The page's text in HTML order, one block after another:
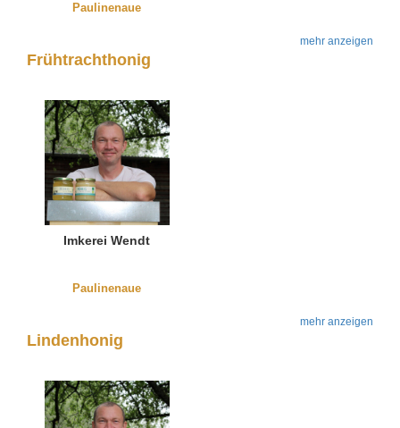
Paulinenaue
mehr anzeigen
Frühtrachthonig
Imkerei Wendt
Paulinenaue
mehr anzeigen
Lindenhonig